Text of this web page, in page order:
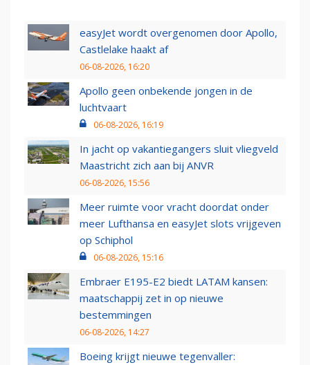
easyJet wordt overgenomen door Apollo,
Castlelake haakt af
06-08-2026, 16:20
Apollo geen onbekende jongen in de
luchtvaart
06-08-2026, 16:19
In jacht op vakantiegangers sluit vliegveld
Maastricht zich aan bij ANVR
06-08-2026, 15:56
Meer ruimte voor vracht doordat onder
meer Lufthansa en easyJet slots vrijgeven
op Schiphol
06-08-2026, 15:16
Embraer E195-E2 biedt LATAM kansen:
maatschappij zet in op nieuwe
bestemmingen
06-08-2026, 14:27
Boeing krijgt nieuwe tegenvaller: